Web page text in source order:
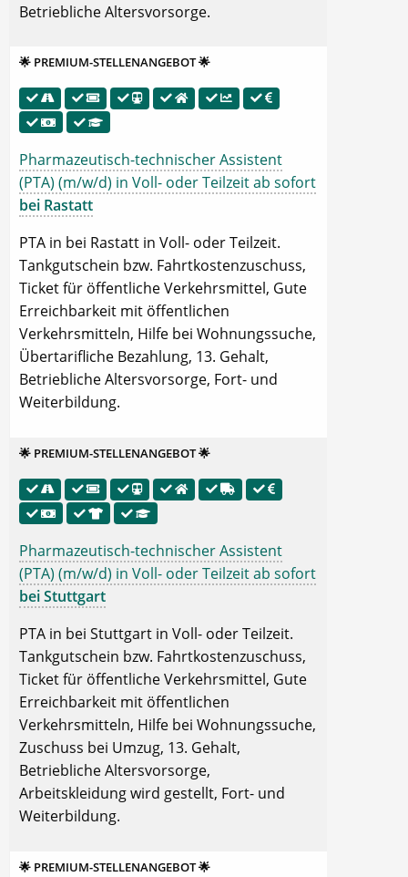
Betriebliche Altersvorsorge.
🌟 PREMIUM-STELLENANGEBOT 🌟
Pharmazeutisch-technischer Assistent
(PTA) (m/w/d) in Voll- oder Teilzeit ab sofort
bei Rastatt
PTA in bei Rastatt in Voll- oder Teilzeit.
Tankgutschein bzw. Fahrtkostenzuschuss,
Ticket für öffentliche Verkehrsmittel, Gute
Erreichbarkeit mit öffentlichen
Verkehrsmitteln, Hilfe bei Wohnungssuche,
Übertarifliche Bezahlung, 13. Gehalt,
Betriebliche Altersvorsorge, Fort- und
Weiterbildung.
🌟 PREMIUM-STELLENANGEBOT 🌟
Pharmazeutisch-technischer Assistent
(PTA) (m/w/d) in Voll- oder Teilzeit ab sofort
bei Stuttgart
PTA in bei Stuttgart in Voll- oder Teilzeit.
Tankgutschein bzw. Fahrtkostenzuschuss,
Ticket für öffentliche Verkehrsmittel, Gute
Erreichbarkeit mit öffentlichen
Verkehrsmitteln, Hilfe bei Wohnungssuche,
Zuschuss bei Umzug, 13. Gehalt,
Betriebliche Altersvorsorge,
Arbeitskleidung wird gestellt, Fort- und
Weiterbildung.
🌟 PREMIUM-STELLENANGEBOT 🌟